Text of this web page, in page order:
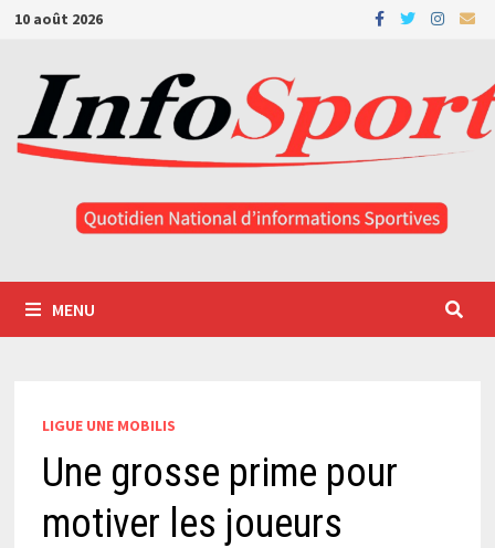
Passer
contenu
10 août 2026
MENU
LIGUE UNE MOBILIS
Une grosse prime pour
motiver les joueurs